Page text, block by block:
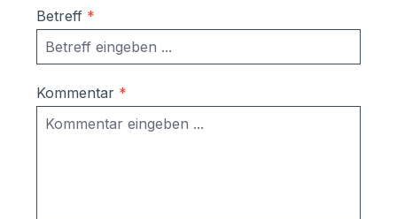
Austuasch im Falle einer Beschädigung
durch Laien möglich
Betreff *
Kommentar *